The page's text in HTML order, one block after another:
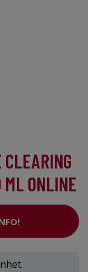
CLEARING
ONLINE